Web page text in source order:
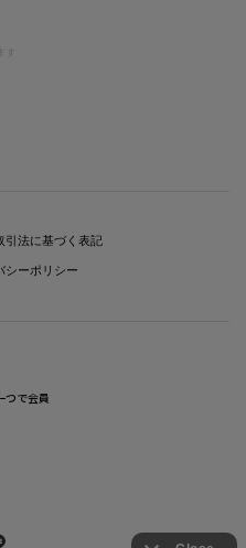
引法に基づく表記
シーポリシー
つで会員